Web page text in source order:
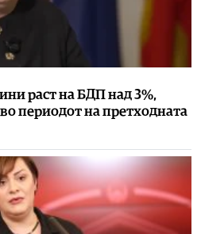
раст на БДП над 3%,
периодот на претходната